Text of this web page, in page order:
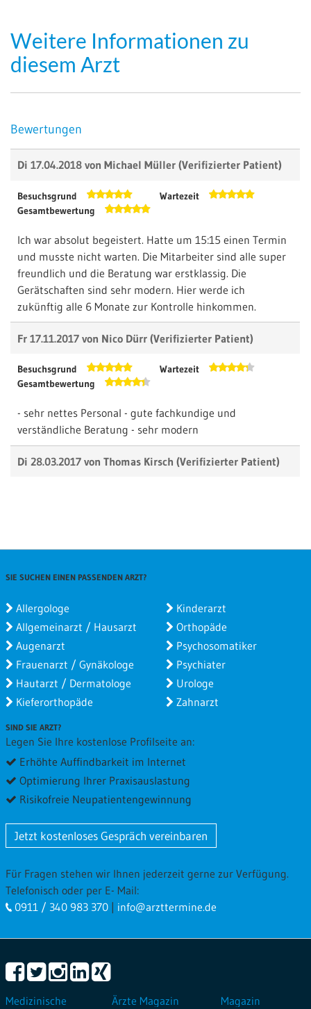
Weitere Informationen zu
diesem Arzt
Bewertungen
Di 17.04.2018 vonMichael Müller (Verifizierter Patient)
Besuchsgrund
Wartezeit
Gesamtbewertung
Ich war absolut begeistert. Hatte um 15:15 einen Termin
und musste nicht warten. Die Mitarbeiter sind alle super
freundlich und die Beratung war erstklassig. Die
Gerätschaften sind sehr modern. Hier werde ich
zukünftig alle 6 Monate zur Kontrolle hinkommen.
Fr 17.11.2017 von Nico Dürr (Verifizierter Patient)
Besuchsgrund
Wartezeit
Gesamtbewertung
- sehr nettes Personal - gute fachkundige und
verständliche Beratung - sehr modern
Di 28.03.2017 vonThomas Kirsch (Verifizierter Patient)
das ganze Team waren super freundlich. Habe auf
Di 28.02.2017 von Christian Hille (Verifizierter Patient)
Besuchsgrund
Wartezeit
Gesamtbewertung
keine wartezeit
Di 11.10.2016 von (Verifizierter Patient)
Besuchsgrund
Wartezeit
Er war sehr freundlich und hilfsbereit wenn es Probleme
gibt.
Mo 20.06.2016 von Albert(Verifizierter Patient)
Gesamtbewertung
Der Termin fand leider bei einem anderen Arzt statt!
Mo 12.10.2015 vonFabian(Verifizierter Patient)
Besuchsgrund
Gesamtbewertung
SIE SUCHEN EINEN PASSENDEN ARZT?
Allergologe
Allgemeinarzt / Hausarzt
Augenarzt
Frauenarzt / Gynäkologe
Hautarzt / Dermatologe
Kieferorthopäde
Kinderarzt
Orthopäde
Psychosomatiker
Psychiater
Urologe
Zahnarzt
SIND SIE ARZT?
Legen Sie Ihre kostenlose Profilseite an:
Erhöhte Auffindbarkeit im Internet
Optimierung Ihrer Praxisauslastung
Risikofreie Neupatientengewinnung
Jetzt kostenloses Gespräch vereinbaren
Für Fragen stehen wir Ihnen jederzeit gerne zur Verfügung.
Telefonisch oder per E- Mail:
0911 / 340 983 370 | info@arzttermine.de
Medizinische
Ärzte Magazin
Magazin